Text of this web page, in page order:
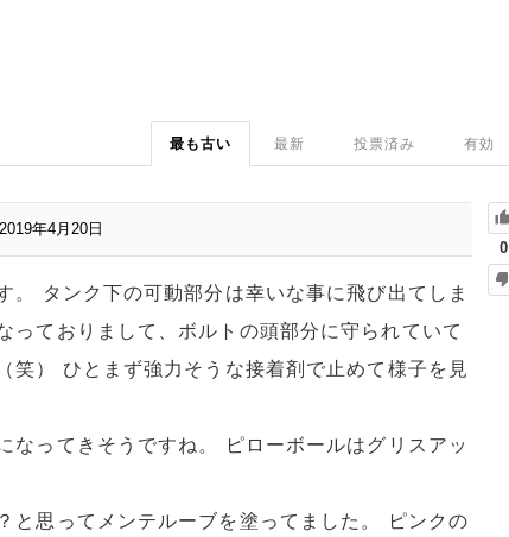
有効
投票済み
最新
最も古い
0
年4月20日
。 タンク下の可動部分は幸いな事に飛び出てしま
っておりまして、ボルトの頭部分に守られていて
笑） ひとまず強力そうな接着剤で止めて様子を見
なってきそうですね。 ピローボールはグリスアッ
と思ってメンテルーブを塗ってました。 ピンクの